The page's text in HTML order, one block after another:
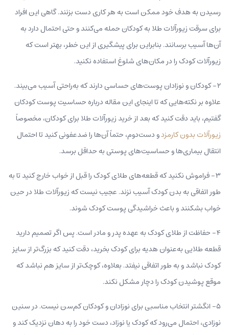
رسیدن به هدف خود ممکن است به هر کاری دست بزنند. گاهی این افراد
برای سرقت زیورآلات طلا به کودکان حمله می‌کنند و حتی احتمال دارد به
آن‌ها آسیب برسانند. بنابراین برای پیشگیری از این خطر، بهتر است که
زیورآلات کودک را در مکان‌های شلوغ استفاده نکنید.
۲- کودکان و نوزادان پوست‌های حساسی دارند که به‌راحتی آسیب می‌بیند.
علاوه بر نکته‌هایی که تا اینجای این مقاله درباره حساسیت پوست کودکان
گفتیم، باید دقت کنید که بعد از خرید زیورآلات طلا برای کودکان، مخصوصاً
زیورآلات بدون کارمزدو دست‌دوم، حتماً آن‌ها را ضدعفونی کنید تا احتمال
انتقال بیماری‌ها و حساسیت‌های پوستی به حداقل برسد.
۳- فراموش نکنید که قطعه‌های طلای کودک را قبل از خواب خارج کنید تا به‌
طور اتفاقی به بدن کودک آسیب نزند. عجیب نیست که زیورآلات طلا در حین
خواب بشکنند و باعث خراشیدگی پوست کودک شوند.
۴- حفاظت از طلای کودک به عهده پدر و مادر است. پس اگر تصمیم دارید
قطعه طلایی به‌عنوان هدیه برای کودک بخرید، دقت کنید که بزرگ‌تر از سایز
کودک نباشد و به‌ طور اتفاقی نیفتد. بعلاوه، کوچک‌تر از سایز هم نباشد که
موقع پوشیدن کودک را دچار مشکل نکند.
۵- انگشتر انتخاب مناسبی برای نوزادان و کودکان کم‌سن نیست. در سنین
نوزادی، احتمال می‌رود که کودک یا نوزاد، دست خود را به دهان نزدیک کند و